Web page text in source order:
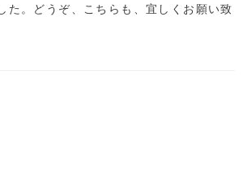
た。どうぞ、こちらも、宜しくお願い致